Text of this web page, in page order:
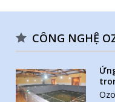
CÔNG NGHỆ